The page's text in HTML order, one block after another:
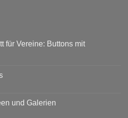
für Vereine: Buttons mit
und Galerien